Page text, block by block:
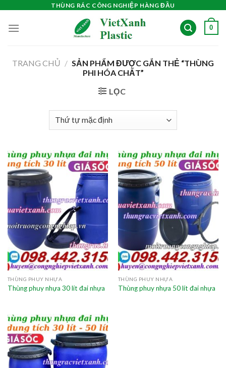
content
THÙNG RÁC CÔNG NGHIỆP HÀNG ĐẦU
0
TRANG CHỦ / SẢN PHẨM ĐƯỢC GẮN THẺ “THÙNG
PHI HÓA CHẤT”
LỌC
THÙNG PHUY NHỰA
Thùng phuy nhựa 30 lít đai nhựa
THÙNG PHUY NHỰA
Thùng phuy nhựa 50 lít đai nhựa